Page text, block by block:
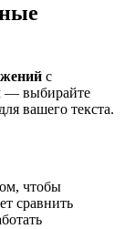
с
— выбирайте
вашего текста.
чтобы
сравнить